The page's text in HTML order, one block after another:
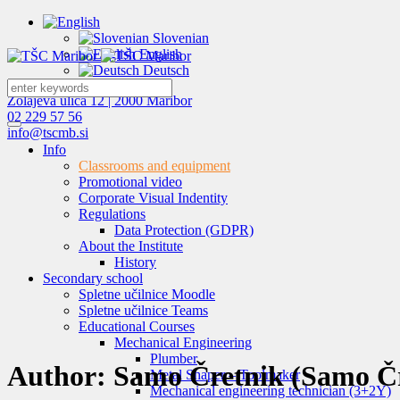
Slovenian
English
Deutsch
Zolajeva ulica 12 | 2000 Maribor
02 229 57 56
info@tscmb.si
Info
Classrooms and equipment
Promotional video
Corporate Visual Indentity
Regulations
Data Protection (GDPR)
About the Institute
History
Secondary school
Spletne učilnice Moodle
Spletne učilnice Teams
Educational Courses
Mechanical Engineering
Plumber
Metal Shaper – Toolmaker
Mechanical engineering technician (3+2Y)
Author: Samo Čretnik(Samo